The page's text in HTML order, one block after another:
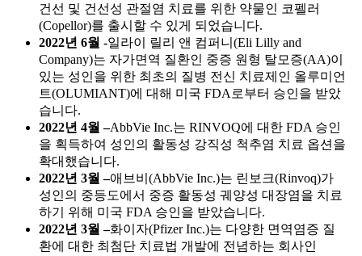
건선 및 건선성 관절염 치료를 위한 약물인 코펠러
(Copellor)를 출시할 수 있게 되었습니다.
2022년 6월 -일라이 릴리 앤 컴퍼니(Eli Lilly and
Company)는 자가면역 질환인 중증 원형 탈모증(AA)이
있는 성인을 위한 최초의 질병 전신 치료제인 올루미언
트(OLUMIANT)에 대해 미국 FDA로부터 승인을 받았
습니다.
2022년 4월 –AbbVie Inc.는 RINVOQ에 대한 FDA 승인
을 획득하여 성인의 활동성 강직성 척추염 치료 옵션을
확대했습니다.
2022년 3월 –애브비(AbbVie Inc.)는 린보크(Rinvoq)가
성인의 중등도에서 중증 활동성 궤양성 대장염을 치료
하기 위해 미국 FDA 승인을 받았습니다.
2022년 3월 –화이자(Pfizer Inc.)는 다양한 면역염증 질
환에 대한 최첨단 치료법 개발에 전념하는 회사인